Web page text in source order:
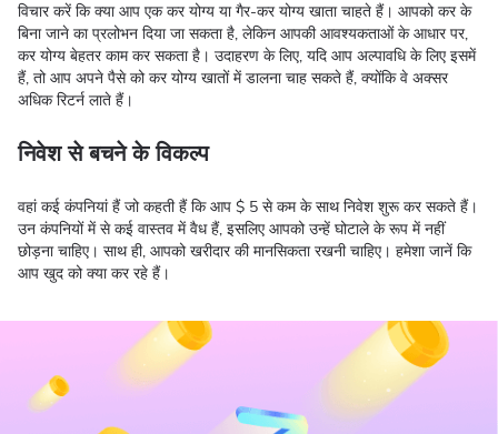
विचार करें कि क्या आप एक कर योग्य या गैर-कर योग्य खाता चाहते हैं। आपको कर के
बिना जाने का प्रलोभन दिया जा सकता है, लेकिन आपकी आवश्यकताओं के आधार पर,
कर योग्य बेहतर काम कर सकता है। उदाहरण के लिए, यदि आप अल्पावधि के लिए इसमें
हैं, तो आप अपने पैसे को कर योग्य खातों में डालना चाह सकते हैं, क्योंकि वे अक्सर
अधिक रिटर्न लाते हैं।
निवेश से बचने के विकल्प
वहां कई कंपनियां हैं जो कहती हैं कि आप $ 5 से कम के साथ निवेश शुरू कर सकते हैं।
उन कंपनियों में से कई वास्तव में वैध हैं, इसलिए आपको उन्हें घोटाले के रूप में नहीं
छोड़ना चाहिए। साथ ही, आपको खरीदार की मानसिकता रखनी चाहिए। हमेशा जानें कि
आप खुद को क्या कर रहे हैं।